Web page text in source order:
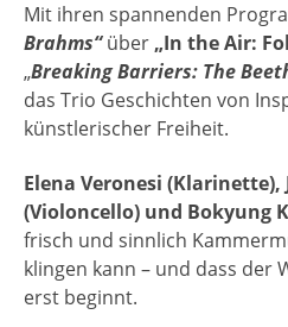
Mit ihren spannenden
Brahms“über „In the Air:
„Breaking Barriers: The
das Trio Geschichten von
künstlerischer Freiheit.
Elena Veronesi (Klarinette),
(Violoncello) und Bokyung
frisch und sinnlich
klingen kann – und dass der
erst beginnt.